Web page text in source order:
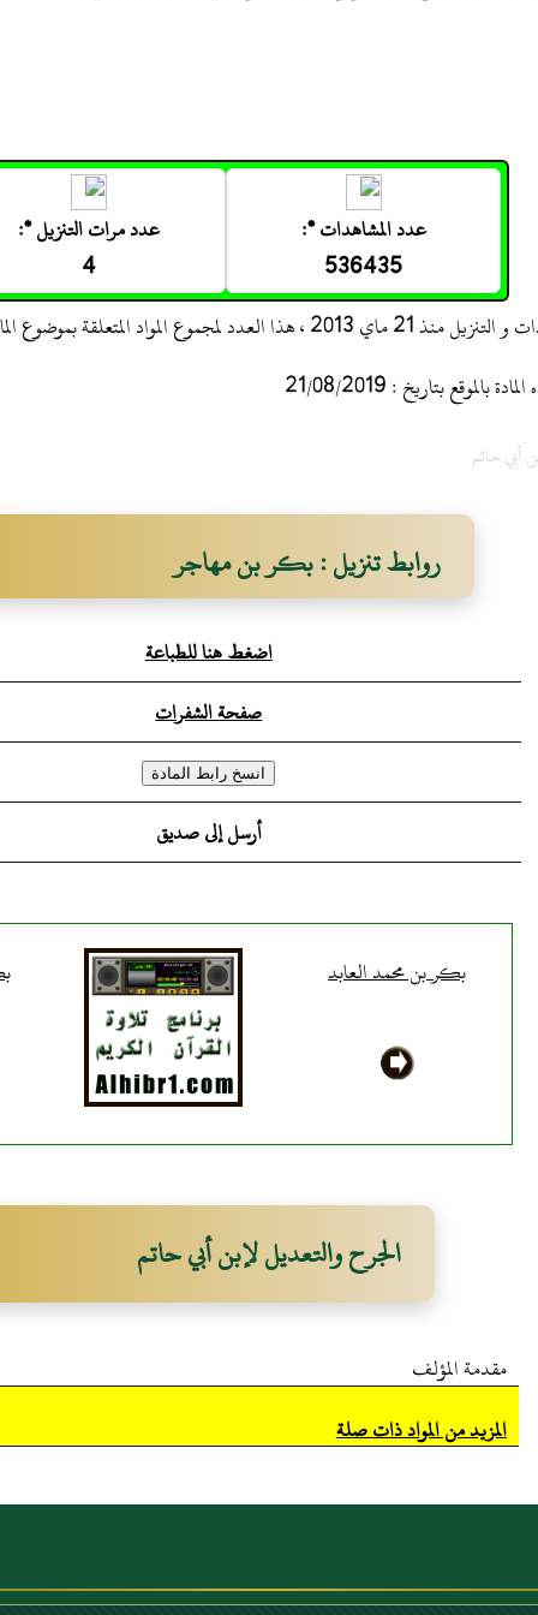
عدد المشاهدات *:
536435
عدد مرات التنزيل *:
4
العدد لمجموع المواد المتعلقة بموضوع المادة
بتاريخ : 21/08/2019
أبي حاتم
روابط تنزيل : بكر بن مهاجر
اضغط هنا للطباعة
صفحة الشفرات
أرسل إلى صديق
بكر بن محمد العابد
الجرح والتعديل لإبن أبي حاتم
مقدمة المؤلف
المزيد من المواد ذات صلة